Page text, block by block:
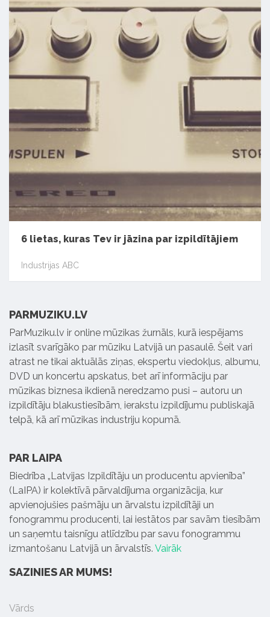
6 lietas, kuras Tev ir jāzina par izpildītājiem
Industrijas ABC
PARMUZIKU.LV
ParMuziku.lv ir online mūzikas žurnāls, kurā iespējams
izlasīt svarīgāko par mūziku Latvijā un pasaulē. Šeit vari
atrast ne tikai aktuālās ziņas, ekspertu viedokļus, albumu,
DVD un koncertu apskatus, bet arī informāciju par
mūzikas biznesa ikdienā neredzamo pusi – autoru un
izpildītāju blakustiesībām, ierakstu izpildījumu publiskajā
telpā, kā arī mūzikas industriju kopumā.
PAR LAIPA
Biedrība „Latvijas Izpildītāju un producentu apvienība”
(LaIPA) ir kolektīvā pārvaldījuma organizācija, kur
apvienojušies pašmāju un ārvalstu izpildītāji un
fonogrammu producenti, lai iestātos par savām tiesībām
un saņemtu taisnīgu atlīdzību par savu fonogrammu
izmantošanu Latvijā un ārvalstīs. Vairāk
SAZINIES AR MUMS!
Vārds